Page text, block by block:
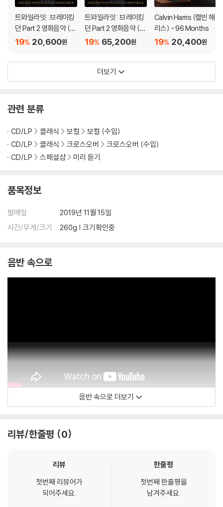
트와일라잇 : 브레이킹
던 Part 2 영화음악 (T
he Twilight Saga: Br
2 Soundtrack)
20,600원
19%
트와일라잇 : 브레이킹
던 Part 2 영화음악 (T
he Twilight Saga: Br
2 Soundtrack) [탄 컬
러 2LP]
65,200원
19%
Calvin Harris (캘빈 해
리스) - 96 Months
20,400원
19%
더보기
관련 분류
CD/LP 클래식 보컬
보컬 (수입)
CD/LP
클래식 크로스오버
크로스오버 (수입)
CD/LP
스페셜샵 미리 듣기
품목정보
발매일
2019년 11월 15일
시간/무게/크기
260g | 크기확인중
음반 속으로
음반 속으로 더보기
리뷰/한줄평 0
리뷰
첫번째 리뷰어가
되어주세요.
한줄평
첫번째 한줄평을
남겨주세요.